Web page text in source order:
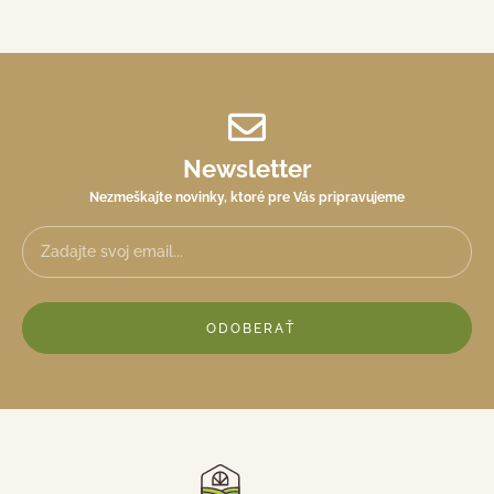
Newsletter
Nezmeškajte novinky, ktoré pre Vás pripravujeme
ODOBERAŤ